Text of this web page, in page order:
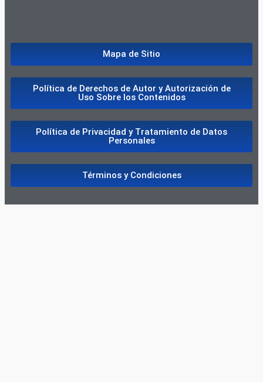
Mapa de Sitio
Política de Derechos de Autor y Autorización de
Uso Sobre los Contenidos
Política de Privacidad y Tratamiento de Datos
Personales
Términos y Condiciones